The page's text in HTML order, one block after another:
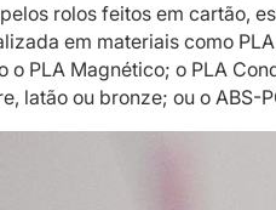
rolos feitos em cartão,
em materiais como
o PLA Magnético; o PLA
latão ou bronze; ou o ABS-